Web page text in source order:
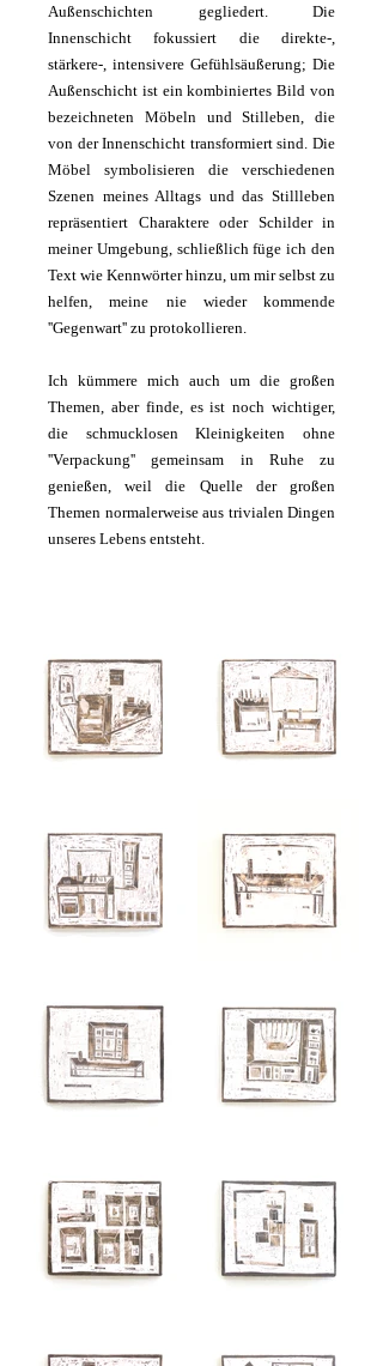
Außenschichten gegliedert. Die
Innenschicht fokussiert die direkte-,
stärkere-, intensivere Gefühlsäußerung; Die
Außenschicht ist ein kombiniertes Bild von
bezeichneten Möbeln und Stilleben, die
von der Innenschicht transformiert sind. Die
Möbel symbolisieren die verschiedenen
Szenen meines Alltags und das Stillleben
repräsentiert Charaktere oder Schilder in
meiner Umgebung, schließlich füge ich den
Text wie Kennwörter hinzu, um mir selbst zu
helfen, meine nie wieder kommende
''Gegenwart'' zu protokollieren.
Ich kümmere mich auch um die großen
Themen, aber finde, es ist noch wichtiger,
die schmucklosen Kleinigkeiten ohne
''Verpackung'' gemeinsam in Ruhe zu
genießen, weil die Quelle der großen
Themen normalerweise aus trivialen Dingen
unseres Lebens entsteht.